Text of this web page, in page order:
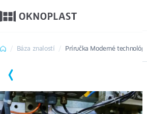
Báza znalostí Príručka Moderné technológie